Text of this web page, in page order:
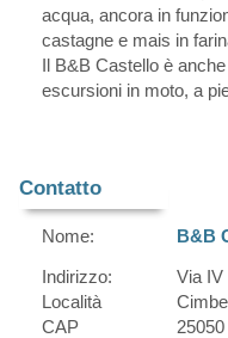
acqua, ancora in
castagne e mais in
Il B&B Castello è
escursioni in moto, a
Contatto
Nome:
Indirizzo:
Località
CAP
B&B
Via IV
25050